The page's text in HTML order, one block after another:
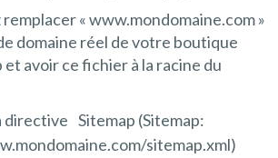
« www.mondomaine.com »
domaine réel de votre boutique
et avoir ce fichier à la racine du
directive Sitemap (Sitemap:
sitemap.xml)